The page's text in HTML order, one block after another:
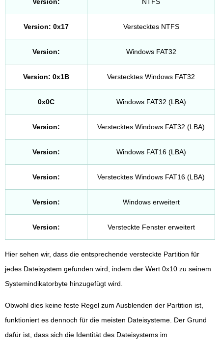
Version: 0x17 Verstecktes NTFS
Version: Windows FAT32
Version: 0x1B Verstecktes Windows FAT32
0x0C Windows FAT32 (LBA)
Version: Verstecktes Windows FAT32 (LBA)
Version: Windows FAT16 (LBA)
Version: Verstecktes Windows FAT16 (LBA)
Version: Windows erweitert
Version: Versteckte Fenster erweitert
Hier sehen wir, dass die entsprechende versteckte Partition für
jedes Dateisystem gefunden wird, indem der Wert 0x10 zu seinem
Systemindikatorbyte hinzugefügt wird.
Obwohl dies keine feste Regel zum Ausblenden der Partition ist,
funktioniert es dennoch für die meisten Dateisysteme. Der Grund
dafür ist, dass sich die Identität des Dateisystems im